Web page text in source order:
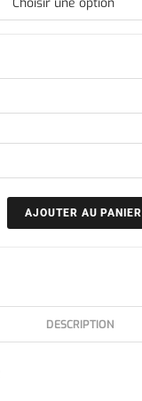
AJOUTER AU PANIER
DESCRIPTION